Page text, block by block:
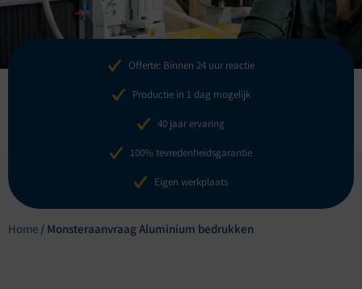
Offerte: Binnen 24 uur reactie
Productie in 1 dag mogelijk
40 jaar ervaring
100% tevredenheidsgarantie
Eigen werkplaats
Home / Monsteraanvraag Aluminium bedrukken